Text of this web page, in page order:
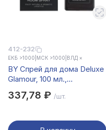
412-232
ЕКБ >1000 МСК >1000 ВЛД ×
BY Спрей для дома Deluxe
Glamour, 100 мл.,
337,78 ₽ /шт.